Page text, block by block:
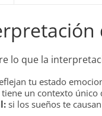
lo que la
tu estado
un contexto
si los sueños te